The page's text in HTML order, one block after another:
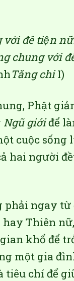
đê tiện
chung với
Tăng chiI)
Phật
Ngũ giớiđể
cuộc sống
hai người
phải ngay
Thiên
khổ để
một gia
tiêu chí để